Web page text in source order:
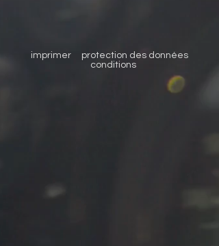
imprimer
protection des données
conditions